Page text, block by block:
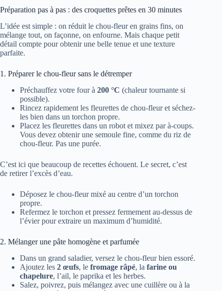
Préparation pas à pas : des croquettes prêtes en 30 minutes
L’idée est simple : on réduit le chou-fleur en grains fins, on
mélange tout, on façonne, on enfourne. Mais chaque petit
détail compte pour obtenir une belle tenue et une texture
parfaite.
1. Préparer le chou-fleur sans le détremper
Préchauffez votre four à 200 °C (chaleur tournante si
possible).
Rincez rapidement les fleurettes de chou-fleur et séchez-
les bien dans un torchon propre.
Placez les fleurettes dans un robot et mixez par à-coups.
Vous devez obtenir une semoule fine, comme du riz de
chou-fleur. Pas une purée.
C’est ici que beaucoup de recettes échouent. Le secret, c’est
de retirer l’excès d’eau.
Déposez le chou-fleur mixé au centre d’un torchon
propre.
Refermez le torchon et pressez fermement au-dessus de
l’évier pour extraire un maximum d’humidité.
2. Mélanger une pâte homogène et parfumée
Dans un grand saladier, versez le chou-fleur bien essoré.
Ajoutez les 2 œufs, le fromage râpé, la farine ou
chapelure, l’ail, le paprika et les herbes.
Salez, poivrez, puis mélangez avec une cuillère ou à la